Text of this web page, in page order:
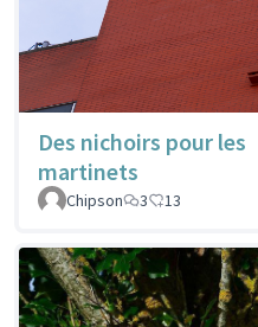
Des nichoirs pour les
martinets
Chipson
3 13